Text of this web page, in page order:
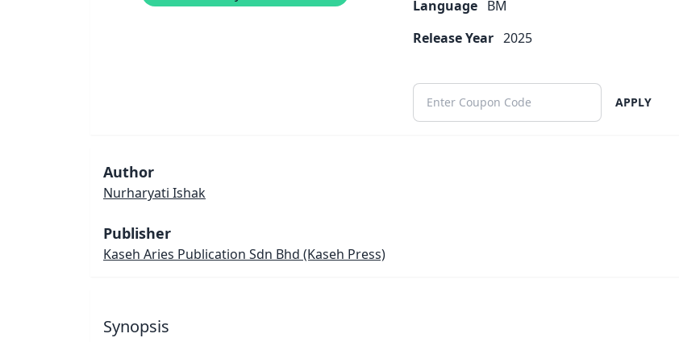
Language BM
Release Year 2025
APPLY
Author
Nurharyati Ishak
Publisher
Kaseh Aries Publication Sdn Bhd (Kaseh Press)
Synopsis